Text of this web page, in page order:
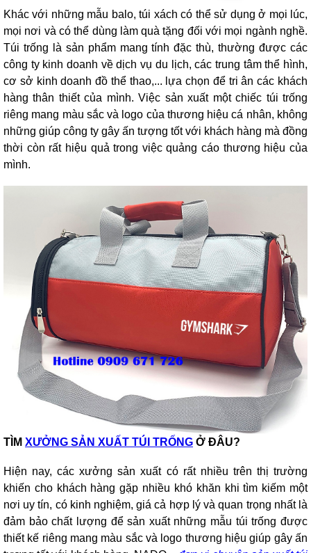
Khác với những mẫu balo, túi xách có thể sử dụng ở mọi lúc,
mọi nơi và có thể dùng làm quà tặng đối với mọi ngành nghề.
Túi trống là sản phẩm mang tính đặc thù, thường được các
công ty kinh doanh về dịch vụ du lịch, các trung tâm thể hình,
cơ sở kinh doanh đồ thể thao,... lựa chọn để tri ân các khách
hàng thân thiết của mình. Việc sản xuất một chiếc túi trống
riêng mang màu sắc và logo của thương hiệu cá nhân, không
những giúp công ty gây ấn tượng tốt với khách hàng mà đồng
thời còn rất hiệu quả trong việc quảng cáo thương hiệu của
mình.
TÌM XƯỞNG SẢN XUẤT TÚI TRỐNG Ở ĐÂU?
Hiện nay, các xưởng sản xuất có rất nhiều trên thị trường
khiến cho khách hàng gặp nhiều khó khăn khi tìm kiếm một
nơi uy tín, có kinh nghiệm, giá cả hợp lý và quan trọng nhất là
đảm bảo chất lượng để sản xuất những mẫu túi trống được
thiết kế riêng mang màu sắc và logo thương hiệu giúp gây ấn